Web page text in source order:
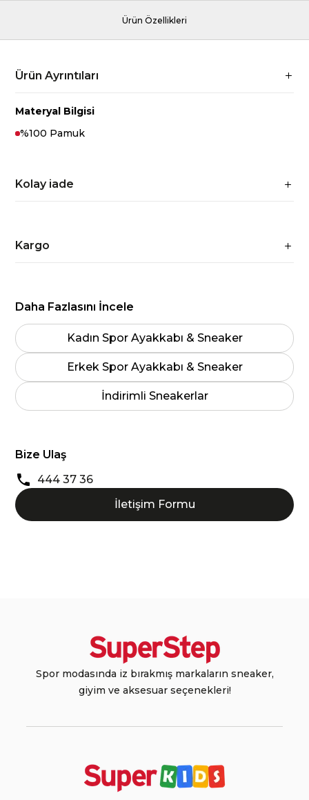
Ürün Özellikleri
Ürün Ayrıntıları
Materyal Bilgisi
%100 Pamuk
Kolay iade
Kargo
Daha Fazlasını İncele
Kadın Spor Ayakkabı & Sneaker
Erkek Spor Ayakkabı & Sneaker
İndirimli Sneakerlar
Bize Ulaş
444 37 36
İletişim Formu
Spor modasında iz bırakmış markaların sneaker,
giyim ve aksesuar seçenekleri!